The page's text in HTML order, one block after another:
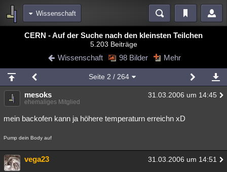
Wissenschaft
Bereiche
Blogs Videos
Chat Wiki Neuigkeiten
meine Rubriken
Menschen Mystery Kriminalfälle
Spiritualität Verschwörungen Technologie Ufologie
Natur Umfragen
weitere Rubriken
Philosophie
CERN - Auf der Suche nach den kleinsten Teilchen
5.203 Beiträge
Wissenschaft 98 Bilder Mehr
Seite 2 / 264
mesoks 31.03.2006 um 14:45
ehemaliges Mitglied
mein backofen kann ja höhere temperaturn erreichn xD
Pump dein Body auf
vega23 31.03.2006 um 14:51